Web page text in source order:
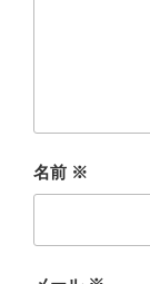
名前 ※